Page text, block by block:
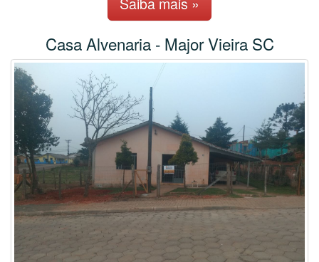
Casa Alvenaria - Major Vieira SC